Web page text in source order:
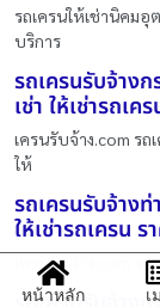
รถเครนให้เช่านิคมอุ
บริการ
รถเครนรับจ้าง
เช่า ให้เช่ารถเค
เครนรับจ้าง.com รถ
ให้
รถเครนรับจ้างท่
ให้เช่ารถเครน ร
เครนรับจ้าง.com ร
หน้าหลัก